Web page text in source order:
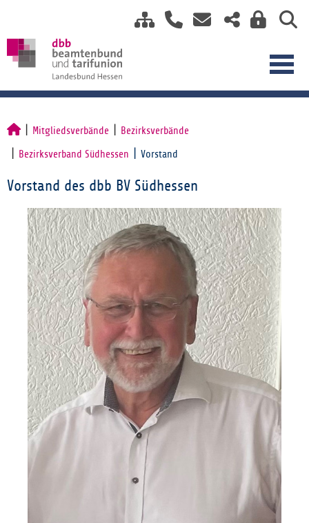
Mitgliedsverbände Bezirksverbände
Bezirksverband Südhessen Vorstand
Vorstand des dbb BV Südhessen